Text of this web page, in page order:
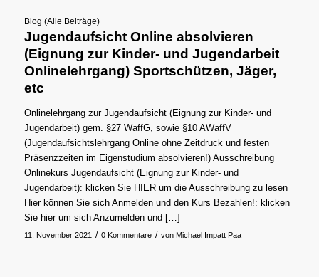
Blog (Alle Beiträge)
Jugendaufsicht Online absolvieren
(Eignung zur Kinder- und Jugendarbeit
Onlinelehrgang) Sportschützen, Jäger,
etc
Onlinelehrgang zur Jugendaufsicht (Eignung zur Kinder- und
Jugendarbeit) gem. §27 WaffG, sowie §10 AWaffV
(Jugendaufsichtslehrgang Online ohne Zeitdruck und festen
Präsenzzeiten im Eigenstudium absolvieren!) Ausschreibung
Onlinekurs Jugendaufsicht (Eignung zur Kinder- und
Jugendarbeit): klicken Sie HIER um die Ausschreibung zu lesen
Hier können Sie sich Anmelden und den Kurs Bezahlen!: klicken
Sie hier um sich Anzumelden und […]
11. November 2021 / 0 Kommentare / von Michael Impatt Paa